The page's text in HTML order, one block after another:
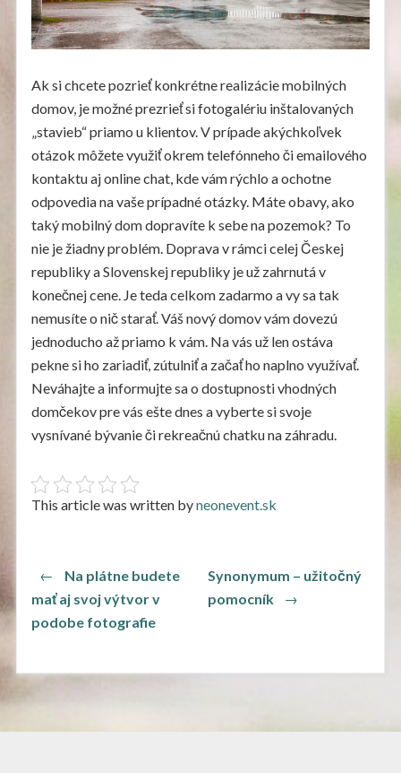
Ak si chcete pozrieť konkrétne realizácie mobilných
domov, je možné prezrieť si fotogalériu inštalovaných
„stavieb“ priamo u klientov. V prípade akýchkoľvek
otázok môžete využiť okrem telefónneho či emailového
kontaktu aj online chat, kde vám rýchlo a ochotne
odpovedia na vaše prípadné otázky. Máte obavy, ako
taký mobilný dom dopravíte k sebe na pozemok? To
nie je žiadny problém. Doprava v rámci celej Českej
republiky a Slovenskej republiky je už zahrnutá v
konečnej cene. Je teda celkom zadarmo a vy sa tak
nemusíte o nič starať. Váš nový domov vám dovezú
jednoducho až priamo k vám. Na vás už len ostáva
pekne si ho zariadiť, zútulniť a začať ho naplno využívať.
Neváhajte a informujte sa o dostupnosti vhodných
domčekov pre vás ešte dnes a vyberte si svoje
vysnívané bývanie či rekreačnú chatku na záhradu.
This article was written byneonevent.sk
pro
←
Previous
post:
Na plátne budete
mať aj svoj výtvor v
podobe fotografie
Synonymum – užitočný
pomocníkNext
→